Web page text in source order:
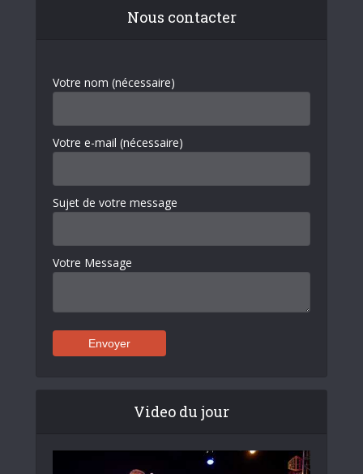
Nous contacter
Votre nom (nécessaire)
Votre e-mail (nécessaire)
Sujet de votre message
Votre Message
Video du jour